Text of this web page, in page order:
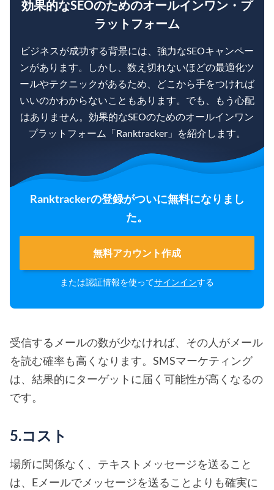
効果的なSEOのためのオールインワン・プ
ラットフォーム
ビジネスが成功する背景には、強力なSEOキャンペー
ンがあります。しかし、数え切れないほどの最適化ツ
ールやテクニックがあるため、どこから手をつければ
いいのかわからないこともあります。でも、もう心配
はありません。効果的なSEOのためのオールインワン
プラットフォーム「Ranktracker」を紹介します。
Ranktrackerの登録がついに無料になりまし
た。
無料アカウント作成
または認証情報を使ってサインインする
受信するメールの数が少なければ、その人がメール
を読む確率も高くなります。SMSマーケティング
は、結果的にターゲットに届く可能性が高くなるの
です。
5.コスト
場所に関係なく、テキストメッセージを送ること
は、Eメールでメッセージを送ることよりも確実に